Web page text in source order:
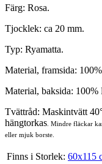
Färg: Rosa.
Tjocklek: ca 20 mm.
Typ: Ryamatta.
Material, framsida:
Material, baksida: 100%
Tvättråd: Maskintvätt
hängtorkas . Mindre fläckar
eller mjuk borste.
Finns i Storlek: 60x115